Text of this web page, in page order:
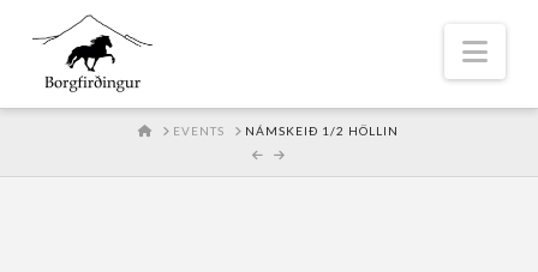
HOMEEVENTS NÁMSKEIÐ 1/2 HÖLLIN